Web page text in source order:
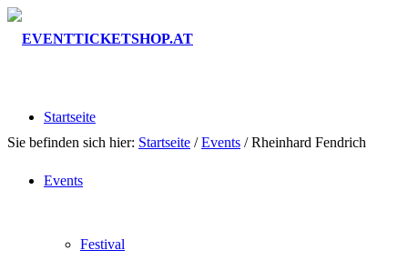
Startseite
Events
Festival
Sie befinden sich hier: Startseite / Events / Rheinhard Fendrich